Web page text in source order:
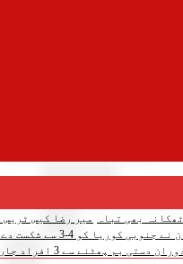
میر رضا کیس ٹریس
شکست دے دی، سیریز اپنے نام کرلی
سے 3 افراد جاں بحق، 3 بچے زخمی